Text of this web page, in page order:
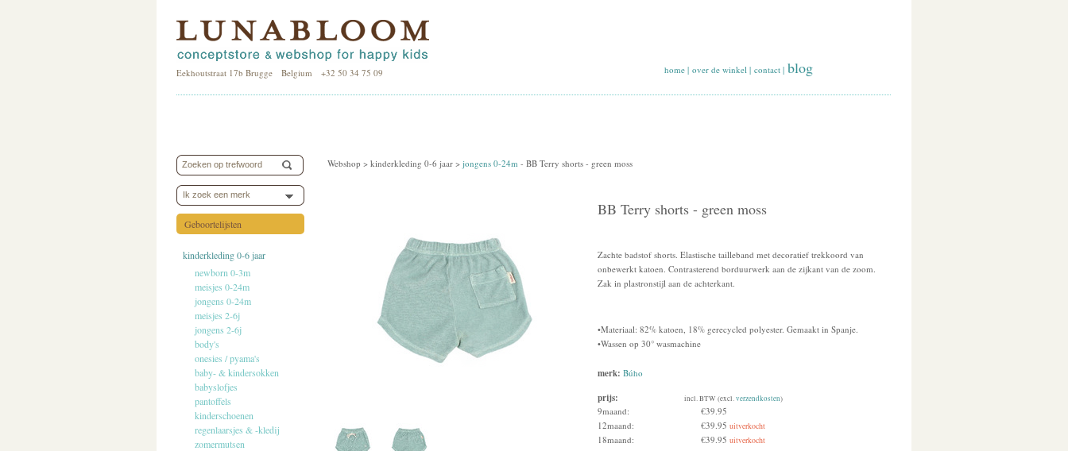
Eekhoutstraat 17b Brugge Belgium +32 50 34 75 09 home | over de winkel | contact | blog
Ik zoek een merk
Geboortelijsten
kinderkleding 0-6 jaar
newborn 0-3m
meisjes 0-24m
jongens 0-24m
meisjes 2-6j
jongens 2-6j
body's
onesies / pyama's
baby- & kindersokken
babyslofjes
pantoffels
kinderschoenen
regenlaarsjes & -kledij
zomermutsen
Webshop > kinderkleding 0-6 jaar > jongens 0-24m - BB Terry shorts - green moss
BB Terry shorts - green moss
Zachte badstof shorts. Elastische tailleband met decoratief trekkoord van
onbewerkt katoen. Contrasterend borduurwerk aan de zijkant van de zoom.
Zak in plastronstijl aan de achterkant.
•Materiaal: 82% katoen, 18% gerecycled polyester. Gemaakt in Spanje.
•Wassen op 30° wasmachine
merk: Búho
prijs: incl. BTW (excl.verzendkosten)
9maand:
€39.95
12maand:
€39.95 uitverkocht
18maand: €39.95 uitverkocht